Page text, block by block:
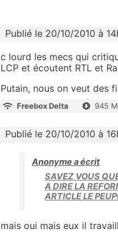
Publié le 20/10/2010 à
c lourd les mecs qui
LCP et écoutent RTL et
Putain, nous on veut des
Freebox Delta 945
Publié le 20/10/2010 à
Anonyme a écrit
SAVEZ VOUS
A DIRE LA
ARTICLE LE
mais oui mais eux il